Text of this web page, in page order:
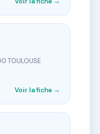
TOULOUSE
Voir la fiche →